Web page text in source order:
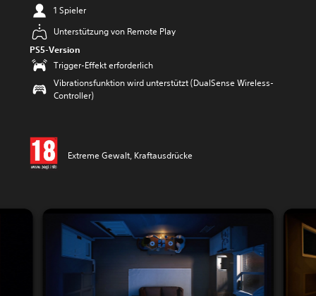
1 Spieler
Unterstützung von Remote Play
PS5-Version
Trigger-Effekt erforderlich
Vibrationsfunktion wird unterstützt (DualSense Wireless-
Controller)
Extreme Gewalt, Kraftausdrücke